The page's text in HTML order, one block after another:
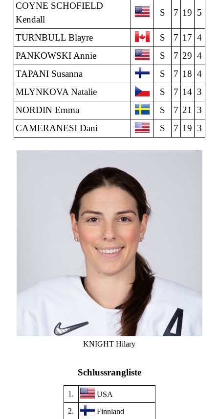
COYNE SCHOFIELD
Kendall
S 7 19 5
TURNBULL Blayre S 7 17 4
PANKOWSKI Annie
S 7 29 4
TAPANI Susanna
S 7 18 4
MLYNKOVA Natalie
S 7 14 3
NORDIN Emma
S 7 21
3
CAMERANESI Dani
S 7 19 3
KNIGHT Hilary
Schlussrangliste
1.
USA
2.
Finnland